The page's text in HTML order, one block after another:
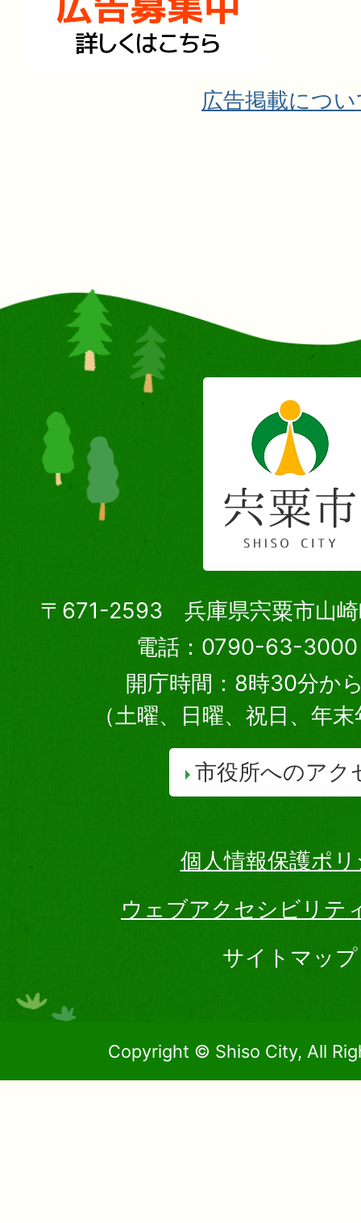
広告掲載につ
〒671-2593 兵庫県宍粟市山崎
電話：0790-63-3000
開庁時間：8時30分か
（土曜、日曜、祝日、年
市役所へのアク
個人情報保護ポ
ウェブアクセシビリテ
サイトマップ
Copyright © Shiso City, All